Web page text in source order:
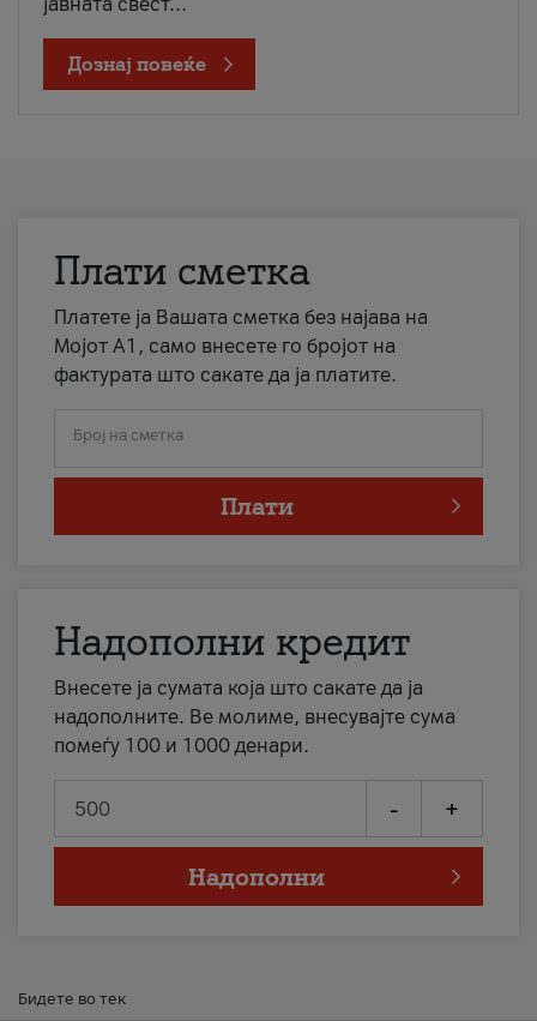
јавната свест...
Дознај повеќе
Плати сметка
Платете ја Вашата сметка без најава на
Мојот А1, само внесете го бројот на
фактурата што сакате да ја платите.
Број на сметка
Плати
Надополни кредит
Внесете ја сумата која што сакате да ја
надополните. Ве молиме, внесувајте сума
помеѓу 100 и 1000 денари.
- +
Надополни
Бидете во тек